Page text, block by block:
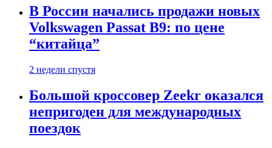
В России начались продажи новых
Volkswagen Passat B9: по цене
“китайца”
2 недели спустя
Большой кроссовер Zeekr оказался
непригоден для международных
поездок